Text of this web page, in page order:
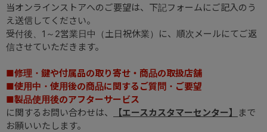
当オンラインストアへのご要望は、下記フォームにご記入のう
え送信してください。
受付後、1～2営業日中（土日祝休業）に、順次メールにてご返
信させていただきます。
■修理・鍵や付属品の取り寄せ・商品の取扱店舗
■使用中・使用後の商品に関するご質問・ご要望
■製品使用後のアフターサービス
に関するお問い合わせは、
【エースカスタマーセンター】
まで
お願いいたします。